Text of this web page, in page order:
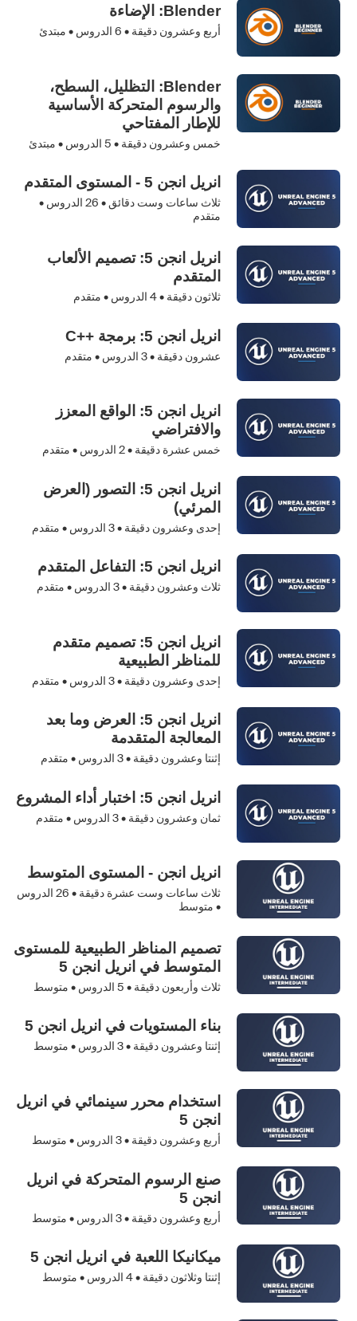
Blender: الإضاءة
أربع وعشرون دقيقة • 6 الدروس • مبتدئ
Blender: التظليل، السطح،
والرسوم المتحركة الأساسية
للإطار المفتاحي
خمس وعشرون دقيقة • 5 الدروس • مبتدئ
انريل انجن 5 - المستوى المتقدم
ثلاث ساعات وست دقائق • 26 الدروس •
متقدم
انريل انجن 5: تصميم الألعاب
المتقدم
ثلاثون دقيقة •4 الدروس • متقدم
انريل انجن 5: برمجة ++C
عشرون دقيقة •3 الدروس • متقدم
انريل انجن 5: الواقع المعزز
والافتراضي
خمس عشرة دقيقة •2 الدروس • متقدم
انريل انجن 5: التصور (العرض
المرئي)
إحدى وعشرون دقيقة •3 الدروس • متقدم
انريل انجن 5: التفاعل المتقدم
ثلاث وعشرون دقيقة •3 الدروس • متقدم
انريل انجن 5: تصميم متقدم
للمناظر الطبيعية
إحدى وعشرون دقيقة •3 الدروس • متقدم
انريل انجن 5: العرض وما بعد
المعالجة المتقدمة
إثنتا وعشرون دقيقة •3 الدروس • متقدم
انريل انجن 5: اختبار أداء المشروع
ثمان وعشرون دقيقة •3 الدروس • متقدم
انريل انجن - المستوى المتوسط
ثلاث ساعات وست عشرة دقيقة • 26 الدروس
• متوسط
تصميم المناظر الطبيعية للمستوى
المتوسط في انريل انجن 5
ثلاث وأربعون دقيقة • 5 الدروس • متوسط
بناء المستويات في انريل انجن 5
إثنتا وعشرون دقيقة •3 الدروس • متوسط
استخدام محرر سينمائي في انريل
انجن 5
أربع وعشرون دقيقة •3 الدروس • متوسط
صنع الرسوم المتحركة في انريل
انجن 5
أربع وعشرون دقيقة •3 الدروس • متوسط
ميكانيكا اللعبة في انريل انجن 5
إثنتا وثلاثون دقيقة •4 الدروس • متوسط